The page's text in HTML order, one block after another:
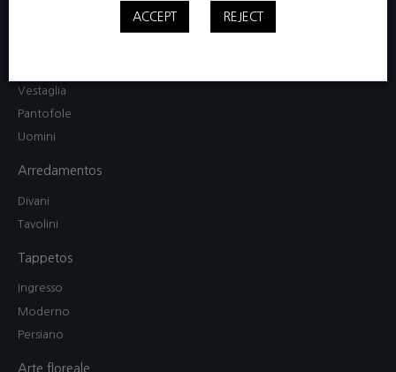
Camicia da notte / Abito
Vestaglia
Pantofole
Uomini
Arredamentos
Divani
Tavolini
Tappetos
Ingresso
Moderno
Persiano
Arte floreale
ACCEPT REJECT